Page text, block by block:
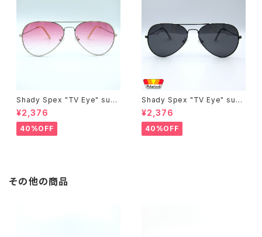
Shady Spex "TV Eye" sung
lasses, Silver w/Rose Grad
ient lenses
¥2,376
40%OFF
Shady Spex "TV Eye" sung
lasses, Black w/Polarized
Grey lenses
¥2,376
40%OFF
その他の商品